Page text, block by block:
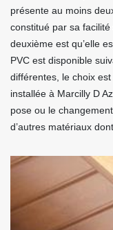
présente au moins
constitué par sa
deuxième est qu’elle
PVC est disponible
différentes, le choix
installée à Marcilly D
pose ou le
d’autres matériaux